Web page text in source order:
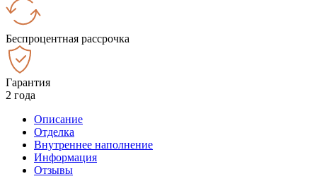
Беспроцентная рассрочка
Гарантия
2 года
Описание
Отделка
Внутреннее наполнение
Информация
Отзывы